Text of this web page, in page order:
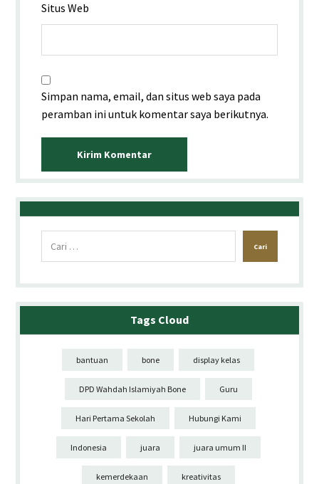
Situs Web
Simpan nama, email, dan situs web saya pada
peramban ini untuk komentar saya berikutnya.
Tags Cloud
bantuan bone display kelas
DPD Wahdah Islamiyah Bone Guru
Hari Pertama Sekolah Hubungi Kami
Indonesia juara juara umum II
kemerdekaan kreativitas